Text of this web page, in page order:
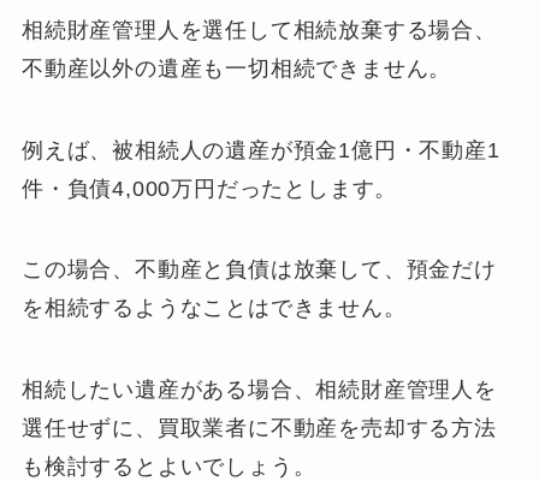
相続財産管理人を選任して相続放棄する場合、
不動産以外の遺産も一切相続できません。
例えば、被相続人の遺産が預金1億円・不動産1
件・負債4,000万円だったとします。
この場合、不動産と負債は放棄して、預金だけ
を相続するようなことはできません。
相続したい遺産がある場合、相続財産管理人を
選任せずに、買取業者に不動産を売却する方法
も検討するとよいでしょう。